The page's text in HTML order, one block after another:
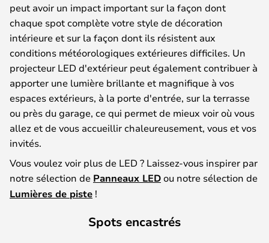
peut avoir un impact important sur la façon dont
chaque spot complète votre style de décoration
intérieure et sur la façon dont ils résistent aux
conditions météorologiques extérieures difficiles. Un
projecteur LED d'extérieur peut également contribuer à
apporter une lumière brillante et magnifique à vos
espaces extérieurs, à la porte d'entrée, sur la terrasse
ou près du garage, ce qui permet de mieux voir où vous
allez et de vous accueillir chaleureusement, vous et vos
invités.
Vous voulez voir plus de LED ? Laissez-vous inspirer par
notre sélection de Panneaux LEDou notre sélection de
Lumières de piste !
Spots encastrés